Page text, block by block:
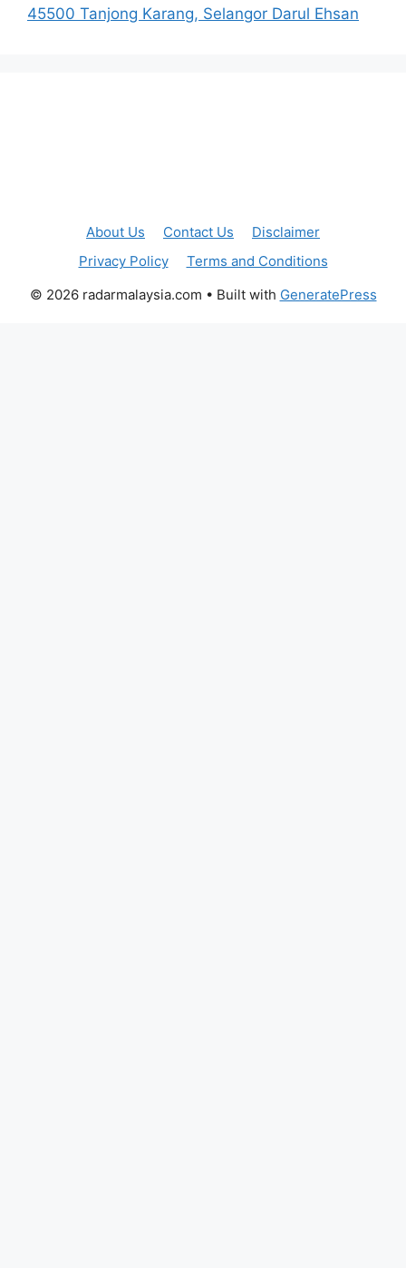
45500 Tanjong Karang, Selangor Darul Ehsan
About Us Contact Us
Disclaimer
Privacy Policy
Terms and Conditions
© 2026 radarmalaysia.com • Built with GeneratePress